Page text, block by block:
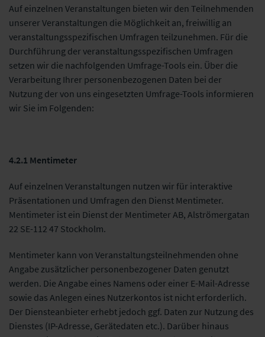
Auf einzelnen Veranstaltungen bieten wir den Teilnehmenden
unserer Veranstaltungen die Möglichkeit an, freiwillig an
veranstaltungsspezifischen Umfragen teilzunehmen. Für die
Durchführung der veranstaltungsspezifischen Umfragen
setzen wir die nachfolgenden Umfrage-Tools ein. Über die
Verarbeitung Ihrer personenbezogenen Daten bei der
Nutzung der von uns eingesetzten Umfrage-Tools informieren
wir Sie im Folgenden:
4.2.1 Mentimeter
Auf einzelnen Veranstaltungen nutzen wir für interaktive
Präsentationen und Umfragen den Dienst Mentimeter.
Mentimeter ist ein Dienst der Mentimeter AB, Alströmergatan
22 SE-112 47 Stockholm.
Mentimeter kann von Veranstaltungsteilnehmenden ohne
Angabe zusätzlicher personenbezogener Daten genutzt
werden. Die Angabe eines Namens oder einer E-Mail-Adresse
sowie das Anlegen eines Nutzerkontos ist nicht erforderlich.
Der Diensteanbieter erhebt jedoch ggf. Daten zur Nutzung des
Dienstes (IP-Adresse, Gerätedaten etc.). Darüber hinaus